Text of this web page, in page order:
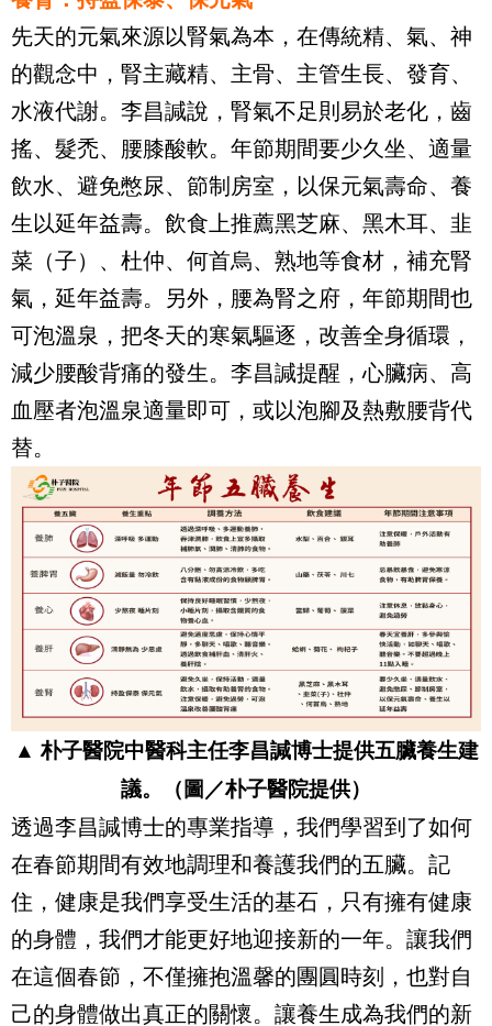
先天的元氣來源以腎氣為本，在傳統精、氣、神
的觀念中，腎主藏精、主骨、主管生長、發育、
水液代謝。李昌諴說，腎氣不足則易於老化，齒
搖、髮禿、腰膝酸軟。年節期間要少久坐、適量
飲水、避免憋尿、節制房室，以保元氣壽命、養
生以延年益壽。飲食上推薦黑芝麻、黑木耳、韭
菜（子）、杜仲、何首烏、熟地等食材，補充腎
氣，延年益壽。另外，腰為腎之府，年節期間也
可泡溫泉，把冬天的寒氣驅逐，改善全身循環，
減少腰酸背痛的發生。李昌諴提醒，心臟病、高
血壓者泡溫泉適量即可，或以泡腳及熱敷腰背代
替。
▲朴子醫院中醫科主任李昌諴博士提供五臟養生建
議。
（圖／朴子醫院提供）
透過李昌諴博士的專業指導，我們學習到了如何
在春節期間有效地調理和養護我們的五臟。記
住，健康是我們享受生活的基石，只有擁有健康
的身體，我們才能更好地迎接新的一年。讓我們
在這個春節，不僅擁抱溫馨的團圓時刻，也對自
己的身體做出真正的關懷。讓養生成為我們的新